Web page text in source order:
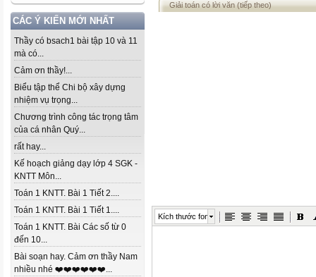
CÁC Ý KIẾN MỚI NHẤT
Thầy có bsach1 bài tập 10 và 11
mà có...
Cảm ơn thầy!...
Biểu tập thể Chi bộ xây dựng
nhiệm vụ trọng...
Chương trình công tác trọng tâm
của cá nhân Quý...
rất hay...
Kế hoạch giảng dạy lớp 4 SGK -
KNTT Môn...
Toán 1 KNTT. Bài 1 Tiết 2....
Toán 1 KNTT. Bài 1 Tiết 1....
Toán 1 KNTT. Bài Các số từ 0
đến 10...
Bài soạn hay. Cảm ơn thầy Nam
nhiều nhé ❤️❤️❤️❤️❤️❤️...
Giải toán có lời văn (tiếp theo)
Kích thước font